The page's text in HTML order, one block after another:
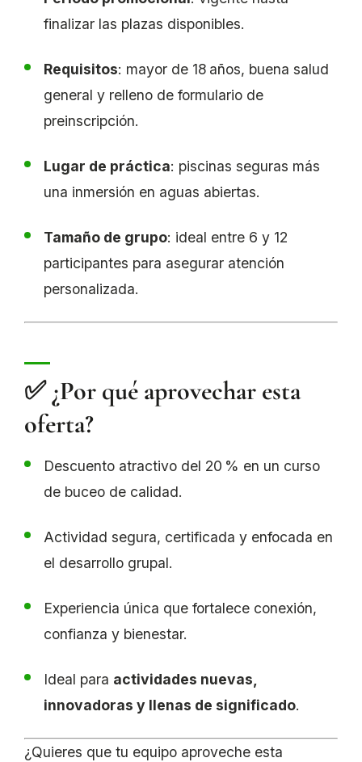
finalizar las plazas disponibles.
Requisitos: mayor de 18 años, buena salud
general y relleno de formulario de
preinscripción.
Lugar de práctica: piscinas seguras más
una inmersión en aguas abiertas.
Tamaño de grupo: ideal entre 6 y 12
participantes para asegurar atención
personalizada.
✅ ¿Por qué aprovechar esta
oferta?
Descuento atractivo del 20 % en un curso
de buceo de calidad.
Actividad segura, certificada y enfocada en
el desarrollo grupal.
Experiencia única que fortalece conexión,
confianza y bienestar.
Ideal para actividades nuevas,
innovadoras y llenas de significado.
¿Quieres que tu equipo aproveche esta